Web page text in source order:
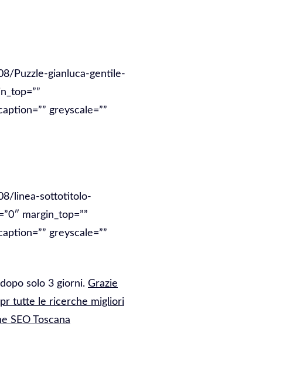
Puzzle-gianluca-gentile-
greyscale=””
linea-sottotitolo-
margin_top=””
greyscale=””
solo 3 giorni. Grazie
tutte le ricerche migliori
SEO Toscana